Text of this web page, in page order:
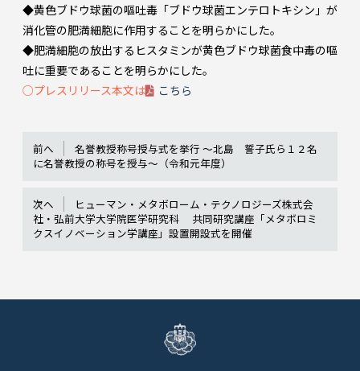
◆黄色ブドウ球菌の嘔吐毒「ブドウ球菌エンテロトキシン」が
消化管の肥満細胞に作用することを明らかにした。
◆肥満細胞の放出するヒスタミンが黄色ブドウ球菌食中毒の嘔
吐に重要であることを明らかにした。
○プレスリリース本文は
こちら
前へ
名誉教授称号授与式を挙行 ～北島 誓子氏ら１２名
に名誉教授の称号を授与～（令和元年度）
次へ
ヒューマン・メタボローム・テクノロジーズ株式会
社・弘前大学大学院医学研究科 共同研究講座「メタボロミ
クスイノベーション学講座」設置開設式を開催